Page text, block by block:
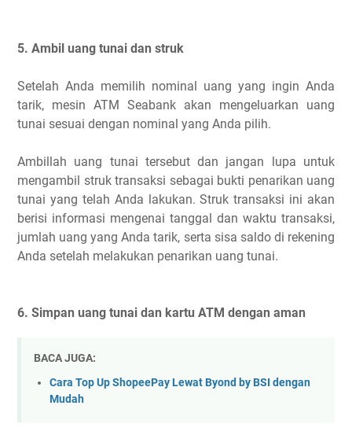
5. Ambil uang tunai dan struk
Setelah Anda memilih nominal uang yang ingin Anda
tarik, mesin ATM Seabank akan mengeluarkan uang
tunai sesuai dengan nominal yang Anda pilih.
Ambillah uang tunai tersebut dan jangan lupa untuk
mengambil struk transaksi sebagai bukti penarikan uang
tunai yang telah Anda lakukan. Struk transaksi ini akan
berisi informasi mengenai tanggal dan waktu transaksi,
jumlah uang yang Anda tarik, serta sisa saldo di rekening
Anda setelah melakukan penarikan uang tunai.
6. Simpan uang tunai dan kartu ATM dengan aman
BACA JUGA:
Cara Top Up ShopeePay Lewat Byond by BSI dengan
Mudah